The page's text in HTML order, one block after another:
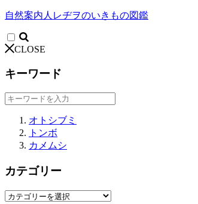
自然案内人レヂヲのいきもの図鑑
CLOSE
キーワード
オトシブミ
トンボ
カメムシ
カテゴリー